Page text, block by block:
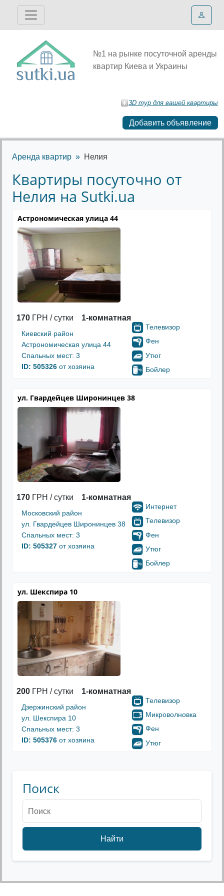
№1 на рынке посуточной аренды
квартир Киева и Украины
3D тур для вашей квартиры
Добавить объявление
Аренда квартир Нелия
Квартиры посуточно от
Нелия на Sutki.ua
Астрономическая улица 44
170 ГРН / сутки 1-комнатная
Киевский район
Астрономическая улица 44
Спальных мест: 3
ID: 505326 от хозяина
Телевизор
Фен
Утюг
Бойлер
ул. Гвардейцев Широнинцев 38
170 ГРН / сутки 1-комнатная
Московский район
ул. Гвардейцев Широнинцев 38
Спальных мест: 3
ID: 505327 от хозяина
Интернет
Телевизор
Фен
Утюг
Бойлер
ул. Шекспира 10
200 ГРН / сутки 1-комнатная
Дзержинский район
ул. Шекспира 10
Спальных мест: 3
ID: 505376 от хозяина
Телевизор
Микроволновка
Фен
Утюг
Поиск
Найти